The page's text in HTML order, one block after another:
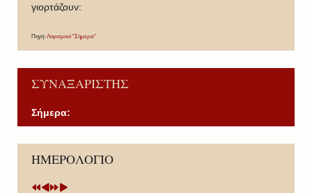
γιορτάζουν:
Πηγή: Λογισμικό "Σήμερα"
ΣΥΝΑΞΑΡΙΣΤΗΣ
Σήμερα:
ΗΜΕΡΟΛΟΓΙΟ
P
r
v
P
r
v
N
e
t
N
e
t